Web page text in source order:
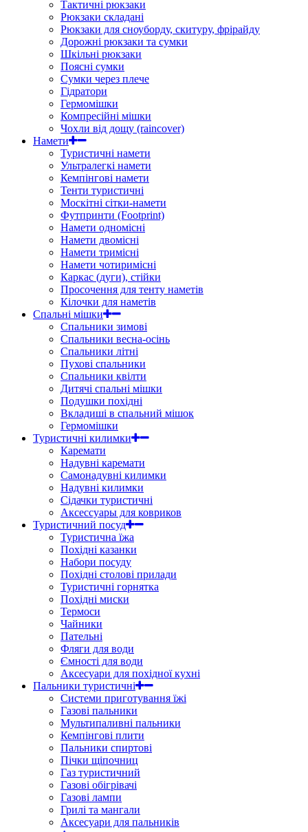
Тактичні рюкзаки
Рюкзаки складані
Рюкзаки для сноуборду, скитуру, фрірайду
Дорожні рюкзаки та сумки
Шкільні рюкзаки
Поясні сумки
Сумки через плече
Гідратори
Гермомішки
Компресійні мішки
Чохли від дощу (raincover)
Намети
Туристичні намети
Ультралегкі намети
Кемпінгові намети
Тенти туристичні
Москітні сітки-намети
Футпринти (Footprint)
Намети одномісні
Намети двомісні
Намети тримісні
Намети чотиримісні
Каркас (дуги), стійки
Просочення для тенту наметів
Кілочки для наметів
Спальні мішки
Спальники зимові
Спальники весна-осінь
Спальники літні
Пухові спальники
Спальники квілти
Дитячі спальні мішки
Подушки похідні
Вкладиші в спальний мішок
Гермомішки
Туристичні килимки
Каремати
Надувні каремати
Самонадувні килимки
Надувні килимки
Сідачки туристичні
Аксессуары для ковриков
Туристичний посуд
Туристична їжа
Похідні казанки
Набори посуду
Похідні столові прилади
Туристичні горнятка
Похідні миски
Термоси
Чайники
Пательні
Фляги для води
Ємності для води
Аксесуари для похідної кухні
Пальники туристичні
Системи приготування їжі
Газові пальники
Мультипаливні пальники
Кемпінгові плити
Пальники спиртові
Пічки щіпочниц
Газ туристичний
Газові обігрівачі
Газові лампи
Грилі та мангали
Аксесуари для пальників